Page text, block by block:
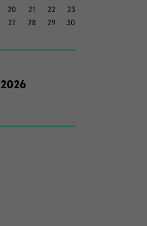
20 21 22
23
27 28 29
30
2026